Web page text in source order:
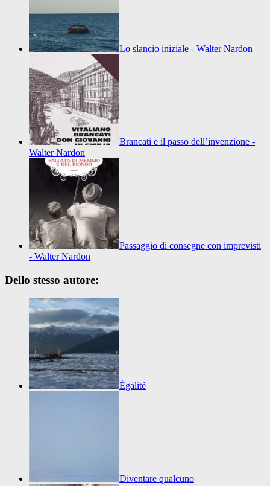
Lo slancio iniziale - Walter Nardon
Brancati e il passo dell’invenzione -
Walter Nardon
Passaggio di consegne con imprevisti
- Walter Nardon
Dello stesso autore:
Égalité
Diventare qualcuno